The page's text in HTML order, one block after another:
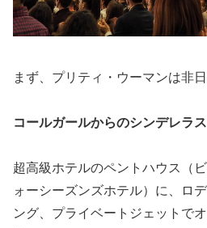
まず、プリティ・ウーマンは非
コールガールからのシンデレラス
超高級ホテルのペントハウス（
ォーシーズンズホテル）に、ロ
ング、プライベートジェットで